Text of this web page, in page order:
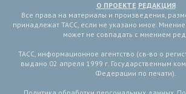
О ПРОЕКТЕ РЕДАКЦИЯ
Все права на материалы и произведения,
принадлежат ТАСС, если не указано иное.
может не совпадать с мнением
ТАСС, информационное агентство (св-во о
выдано 02 апреля 1999 г. Государственным
Федерации по печати).